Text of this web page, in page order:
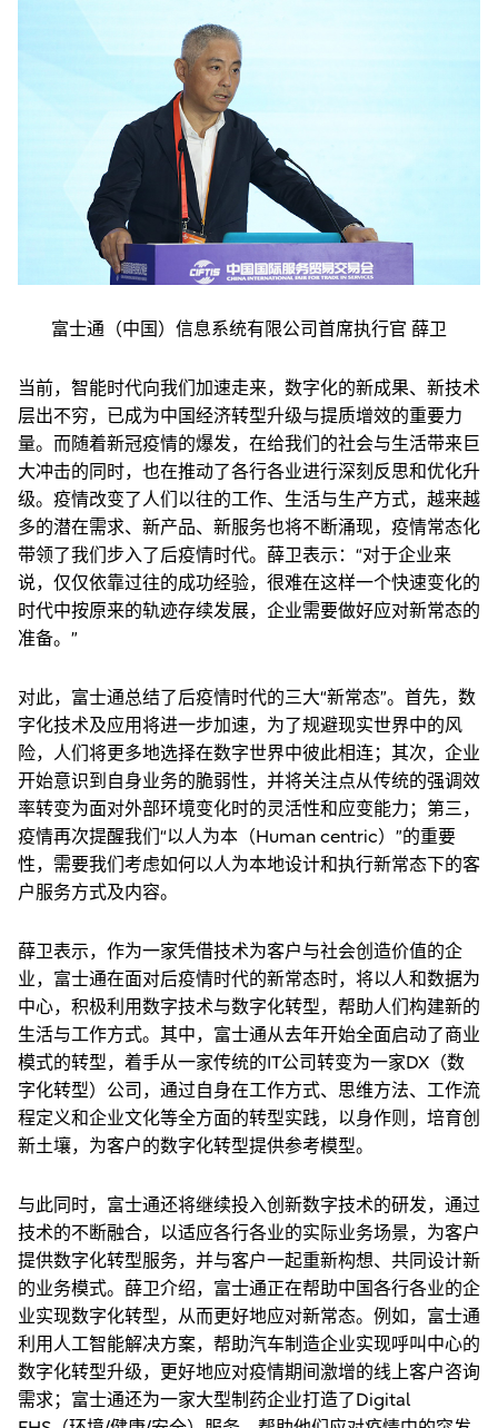
富士通（中国）信息系统有限公司首席执行官 薛卫
当前，智能时代向我们加速走来，数字化的新成果、新技术
层出不穷，已成为中国经济转型升级与提质增效的重要力
量。而随着新冠疫情的爆发，在给我们的社会与生活带来巨
大冲击的同时，也在推动了各行各业进行深刻反思和优化升
级。疫情改变了人们以往的工作、生活与生产方式，越来越
多的潜在需求、新产品、新服务也将不断涌现，疫情常态化
带领了我们步入了后疫情时代。薛卫表示：“对于企业来
说，仅仅依靠过往的成功经验，很难在这样一个快速变化的
时代中按原来的轨迹存续发展，企业需要做好应对新常态的
准备。”
对此，富士通总结了后疫情时代的三大“新常态”。首先，数
字化技术及应用将进一步加速，为了规避现实世界中的风
险，人们将更多地选择在数字世界中彼此相连；其次，企业
开始意识到自身业务的脆弱性，并将关注点从传统的强调效
率转变为面对外部环境变化时的灵活性和应变能力；第三，
疫情再次提醒我们“以人为本（Human centric）”的重要
性，需要我们考虑如何以人为本地设计和执行新常态下的客
户服务方式及内容。
薛卫表示，作为一家凭借技术为客户与社会创造价值的企
业，富士通在面对后疫情时代的新常态时，将以人和数据为
中心，积极利用数字技术与数字化转型，帮助人们构建新的
生活与工作方式。其中，富士通从去年开始全面启动了商业
模式的转型，着手从一家传统的IT公司转变为一家DX（数
字化转型）公司，通过自身在工作方式、思维方法、工作流
程定义和企业文化等全方面的转型实践，以身作则，培育创
新土壤，为客户的数字化转型提供参考模型。
与此同时，富士通还将继续投入创新数字技术的研发，通过
技术的不断融合，以适应各行各业的实际业务场景，为客户
提供数字化转型服务，并与客户一起重新构想、共同设计新
的业务模式。薛卫介绍，富士通正在帮助中国各行各业的企
业实现数字化转型，从而更好地应对新常态。例如，富士通
利用人工智能解决方案，帮助汽车制造企业实现呼叫中心的
数字化转型升级，更好地应对疫情期间激增的线上客户咨询
需求；富士通还为一家大型制药企业打造了Digital